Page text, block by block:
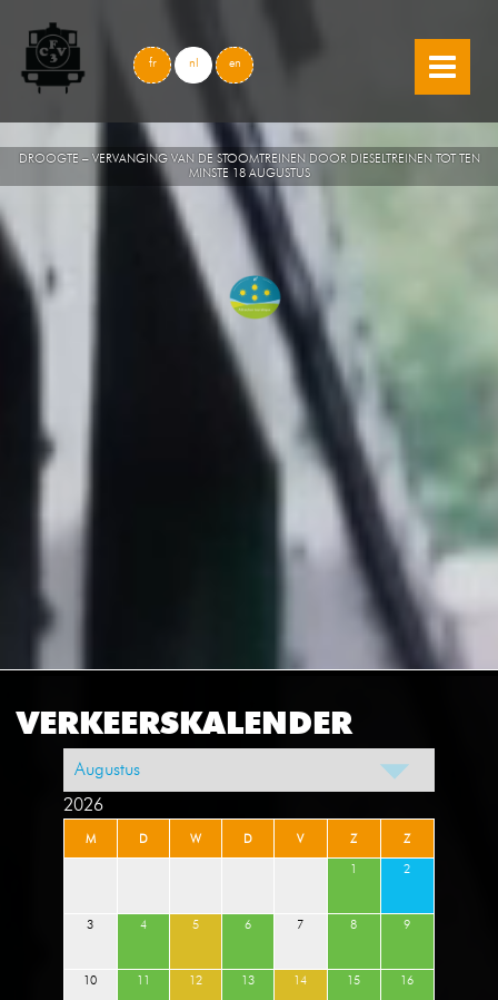
DROOGTE – VERVANGING VAN DE STOOMTREINEN DOOR DIESELTREINEN TOT TEN
MINSTE 18 AUGUSTUS
skip to content
fr
nl en
VERKEERSKALENDER
2026
M D W D V Z
Z
1
2
3 4 5 6 7 8 9
10 11 12 13 14 15 16